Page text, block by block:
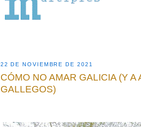
22 DE NOVIEMBRE DE 2021
CÓMO NO AMAR GALICIA (Y A
GALLEGOS)